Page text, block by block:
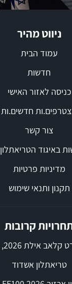
ניווט מהיר
עמוד הבית
חדשות
כניסה לאזור האישי
חדשים.ות
צור קשר
באיגוד
מדיניות פרטיות
תקנון ותנאי שימוש
קרובות
אליפות ישראל ה-38
טריאתלון אשדוד